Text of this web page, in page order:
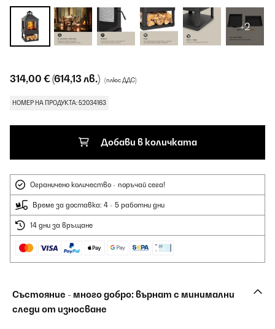
+2
314,00 €(614,13 лв.) (плюс ДДС)
НОМЕР НА ПРОДУКТА: 52034163
Добави в количката
Ограничено количество - поръчай сега!
Време за доставка: 4 - 5 работни дни
14 дни за връщане
Състояние - много добро: върнат с минимални
следи от износване